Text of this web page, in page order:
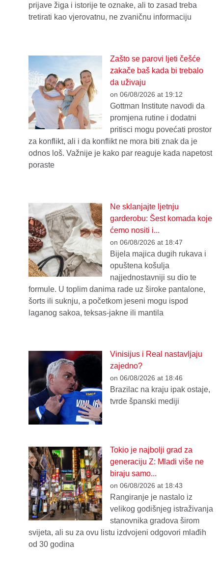
prijave žiga i istorije te oznake, ali to zasad treba
tretirati kao vjerovatnu, ne zvaničnu informaciju
Zašto se parovi ljeti češće
zakače baš kada bi trebalo
da uživaju
on 06/08/2026 at 19:12
Gottman Institute navodi da
promjena rutine i dodatni
pritisci mogu povećati prostor
za konflikt, ali i da konflikt ne mora biti znak da je
odnos loš. Važnije je kako par reaguje kada napetost
poraste
Ne sklanjajte ljetnju
garderobu: Šest komada koje
ćemo nositi i...
on 06/08/2026 at 18:47
Bijela majica dugih rukava i
opuštena košulja
najjednostavniji su dio te
formule. U toplim danima rade uz široke pantalone,
šorts ili suknju, a početkom jeseni mogu ispod
laganog sakoa, teksas-jakne ili mantila
Vinisijus i Real nastavljaju
zajedno?
on 06/08/2026 at 18:46
Brazilac na kraju ipak ostaje,
tvrde španski mediji
Tokio je najbolji grad za
generaciju Z: Mladi više ne
biraju samo...
on 06/08/2026 at 18:43
Rangiranje je nastalo iz
velikog godišnjeg istraživanja
stanovnika gradova širom
svijeta, ali su za ovu listu izdvojeni odgovori mlađih
od 30 godina